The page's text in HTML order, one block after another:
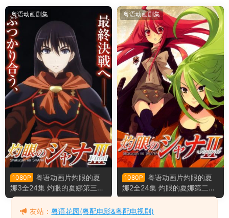
粤语动画剧集
1080P
粤语动画片灼眼的夏
娜3全24集 灼眼的夏娜第三季
粤语版
粤语动画剧集
1080P
粤语动画片灼眼的夏
娜2全24集 灼眼的夏娜第二季
粤语版
友站：粤语花园(粤配电影&粤配电视剧)